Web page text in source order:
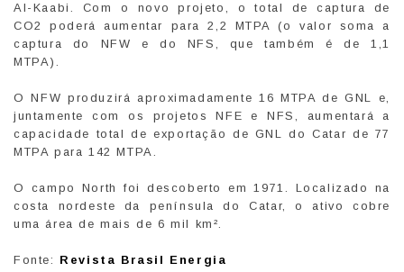
Al-Kaabi. Com o novo projeto, o total de captura de
CO2 poderá aumentar para 2,2 MTPA (o valor soma a
captura do NFW e do NFS, que também é de 1,1
MTPA).
O NFW produzirá aproximadamente 16 MTPA de GNL e,
juntamente com os projetos NFE e NFS, aumentará a
capacidade total de exportação de GNL do Catar de 77
MTPA para 142 MTPA.
O campo North foi descoberto em 1971. Localizado na
costa nordeste da península do Catar, o ativo cobre
uma área de mais de 6 mil km².
Fonte: Revista Brasil Energia